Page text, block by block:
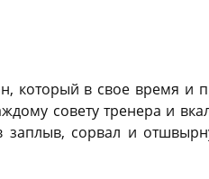
который в свое время и
совету тренера и
сорвал и